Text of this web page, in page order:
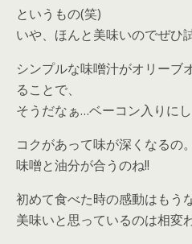
というもの(笑)
いや、ほんと美味いのでぜひ
シンプルな味噌汁がオリーブ
ることで、
そうだなぁ…ベーコン入りに
コクがあって味が深くなるの。
味噌と油分が合うのね!!
初めて食べた時の感動はもう
美味いと思っているのは相変